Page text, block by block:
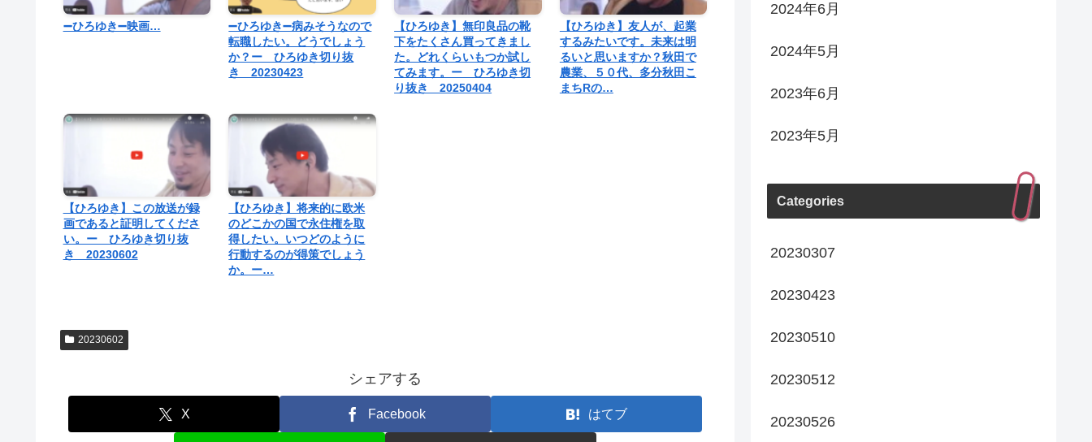
➖ひろゆき➖映画…
➖ひろゆき➖病みそうなので
転職したい。どうでしょう
か？ー ひろゆき切り抜
き 20230423
【ひろゆき】無印良品の靴
下をたくさん買ってきまし
た。どれくらいもつか試し
てみます。ー ひろゆき切
り抜き 20250404
【ひろゆき】友人が、起業
するみたいです。未来は明
るいと思いますか？秋田で
農業、５０代、多分秋田こ
まちRの…
【ひろゆき】この放送が録
画であると証明してくださ
い。ー ひろゆき切り抜
き 20230602
【ひろゆき】将来的に欧米
のどこかの国で永住権を取
得したい。いつどのように
行動するのが得策でしょう
か。ー…
20230602
シェアする
X Facebook はてブ
2024年6月
2024年5月
2023年6月
2023年5月
Categories
20230307
20230423
20230510
20230512
20230526